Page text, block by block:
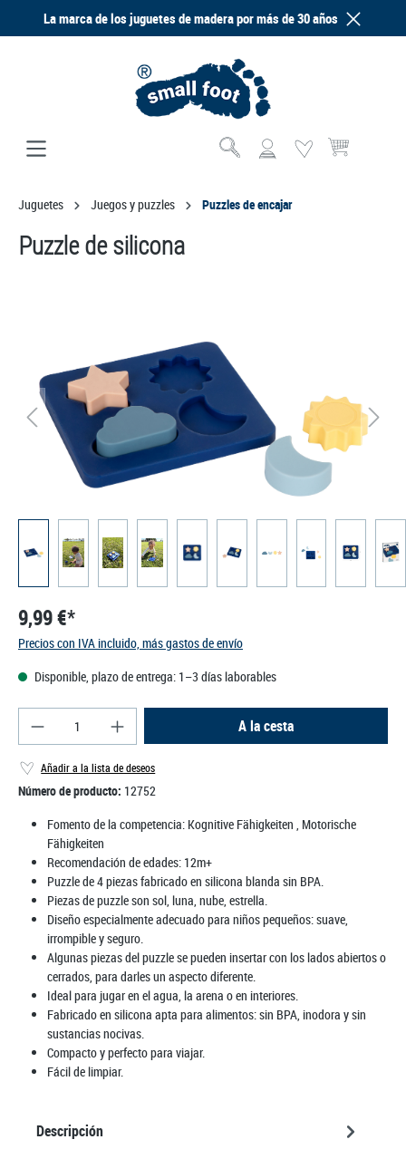
principal
La marca de los juguetes de madera por más de 30 años
El carrito de
Juguetes Juegos y puzzles Puzzles de encajar
Puzzle de silicona
9,99 €*
Precios con IVA incluido, más gastos de envío
Disponible, plazo de entrega: 1–3 días laborables
Cantidad del producto: introduce la cantidad
A la cesta
Añadir a la lista de deseos
Número de producto: 12752
Fomento de la competencia: Kognitive Fähigkeiten , Motorische
Fähigkeiten
Recomendación de edades: 12m+
Puzzle de 4 piezas fabricado en silicona blanda sin BPA.
Piezas de puzzle son sol, luna, nube, estrella.
Diseño especialmente adecuado para niños pequeños: suave,
irrompible y seguro.
Algunas piezas del puzzle se pueden insertar con los lados abiertos o
cerrados, para darles un aspecto diferente.
Ideal para jugar en el agua, la arena o en interiores.
Fabricado en silicona apta para alimentos: sin BPA, inodora y sin
sustancias nocivas.
Compacto y perfecto para viajar.
Fácil de limpiar.
Descripción